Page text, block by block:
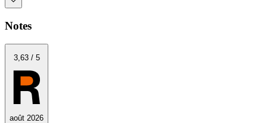
Notes
3,63/ 5
août 2026